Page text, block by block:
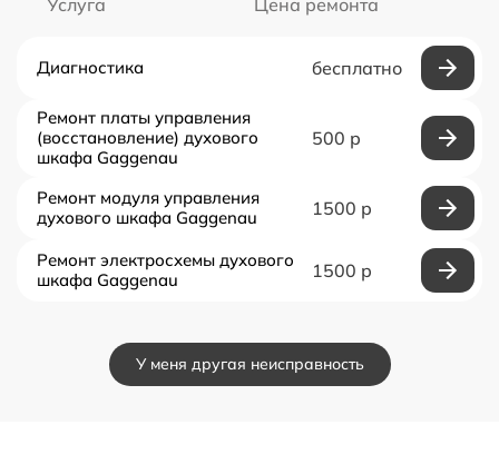
Услуга Цена ремонта
Диагностика бесплатно
Ремонт платы управления
(восстановление) духового
шкафа Gaggenau
500 р
Ремонт модуля управления
духового шкафа Gaggenau
1500 р
Ремонт электросхемы духового
шкафа Gaggenau
1500 р
У меня другая неисправность